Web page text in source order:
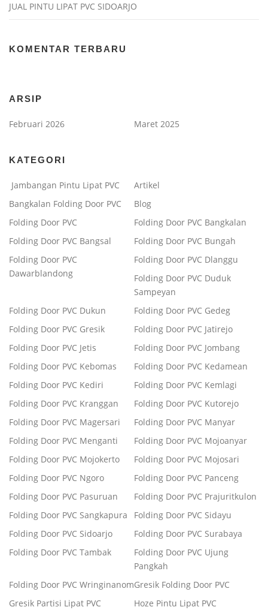
JUAL PINTU LIPAT PVC SIDOARJO
KOMENTAR TERBARU
ARSIP
Februari 2026 Maret 2025
KATEGORI
Jambangan Pintu Lipat PVC
Artikel
Bangkalan Folding Door PVC
Blog
Folding Door PVC
Folding Door PVC Bangkalan
Folding Door PVC Bangsal
Folding Door PVC Bungah
Folding Door PVC
Dawarblandong
Folding Door PVC Dlanggu
Folding Door PVC Duduk
Sampeyan
Folding Door PVC Dukun
Folding Door PVC Gedeg
Folding Door PVC Gresik
Folding Door PVC Jatirejo
Folding Door PVC Jetis
Folding Door PVC Jombang
Folding Door PVC Kebomas
Folding Door PVC Kedamean
Folding Door PVC Kediri
Folding Door PVC Kemlagi
Folding Door PVC Kranggan
Folding Door PVC Kutorejo
Folding Door PVC Magersari
Folding Door PVC Manyar
Folding Door PVC Menganti
Folding Door PVC Mojoanyar
Folding Door PVC Mojokerto
Folding Door PVC Mojosari
Folding Door PVC Ngoro
Folding Door PVC Panceng
Folding Door PVC Pasuruan
Folding Door PVC Prajuritkulon
Folding Door PVC Sangkapura
Folding Door PVC Sidayu
Folding Door PVC Sidoarjo
Folding Door PVC Surabaya
Folding Door PVC Tambak
Folding Door PVC Ujung
Pangkah
Folding Door PVC WringinanomGresik Folding Door PVC
Gresik Partisi Lipat PVC
Hoze Pintu Lipat PVC